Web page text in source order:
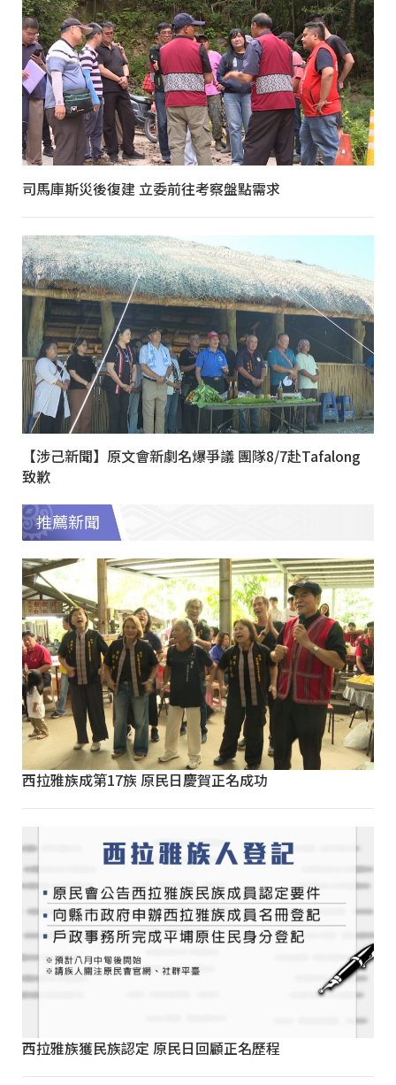
司馬庫斯災後復建 立委前往考察盤點需求
【涉己新聞】原文會新劇名爆爭議 團隊8/7赴Tafalong
致歉
推薦新聞
西拉雅族成第17族 原民日慶賀正名成功
西拉雅族獲民族認定 原民日回顧正名歷程